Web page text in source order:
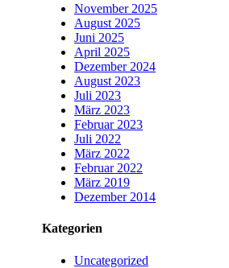
November 2025
August 2025
Juni 2025
April 2025
Dezember 2024
August 2023
Juli 2023
März 2023
Februar 2023
Juli 2022
März 2022
Februar 2022
März 2019
Dezember 2014
Kategorien
Uncategorized